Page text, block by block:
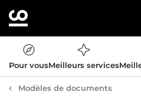
Pour vousMeilleurs services
Modèles de documents